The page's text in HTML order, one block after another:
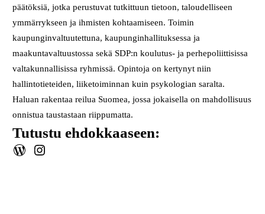
päätöksiä, jotka perustuvat tutkittuun tietoon, taloudelliseen
ymmärrykseen ja ihmisten kohtaamiseen. Toimin
kaupunginvaltuutettuna, kaupunginhallituksessa ja
maakuntavaltuustossa sekä SDP:n koulutus- ja perhepoliittisissa
valtakunnallisissa ryhmissä. Opintoja on kertynyt niin
hallintotieteiden, liiketoiminnan kuin psykologian saralta.
Haluan rakentaa reilua Suomea, jossa jokaisella on mahdollisuus
onnistua taustastaan riippumatta.
Tutustu ehdokkaaseen:
WordPress Instagram